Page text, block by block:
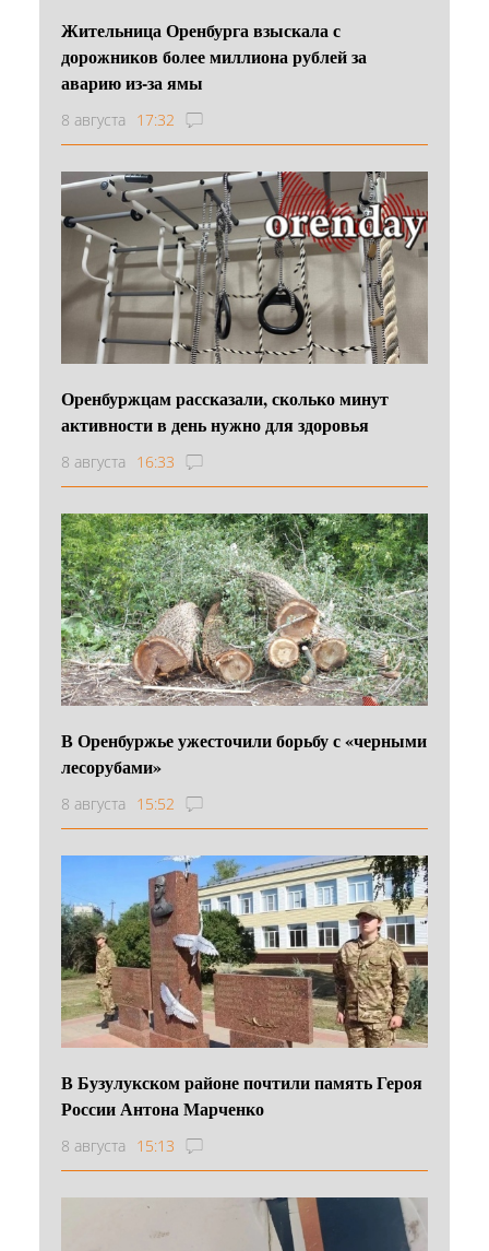
Жительница Оренбурга взыскала с
дорожников более миллиона рублей за
аварию из-за ямы
8 августа 17:32
Оренбуржцам рассказали, сколько минут
активности в день нужно для здоровья
8 августа 16:33
В Оренбуржье ужесточили борьбу с «черными
лесорубами»
8 августа 15:52
В Бузулукском районе почтили память Героя
России Антона Марченко
8 августа 15:13